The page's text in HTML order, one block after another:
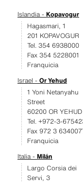
Islandia - Kopavogur
Hagasmari, 1
201 KOPAVOGUR
Tel. 354 6938000
Fax 354 5228001
Franquicia
Israel - Or Yehud
1 Yoni Netanyahu
Street
60200 OR YEHUD
Tel. +972-3-
Fax 972 3
Franquicia
Italia - Milán
Largo Corsia dei
Servi, 3